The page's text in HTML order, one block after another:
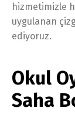
hizmetimizle
uygulanan
ediyoruz.
Okul
Saha